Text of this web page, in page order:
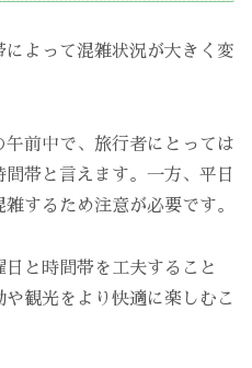
よって混雑状況が大きく変
前中で、旅行者にとっては
帯と言えます。一方、平日
するため注意が必要です。
と時間帯を工夫すること
観光をより快適に楽しむこ